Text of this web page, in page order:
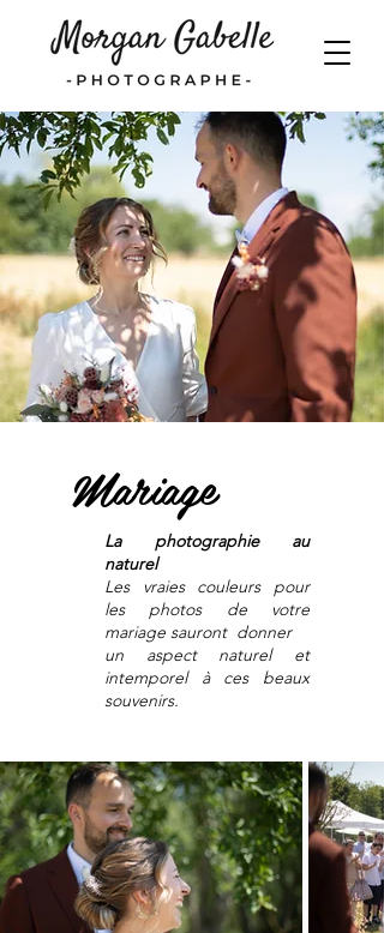
Mariage
La photographie au
naturel
Les vraies couleurs pour
les photos de votre
mariage sauront donner
un aspect naturel et
intemporel à ces beaux
souvenirs.